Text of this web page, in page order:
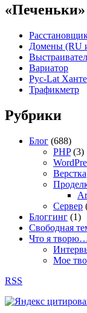
«Печеньки»
Домены (RU
Вариатор
Рус-Lat
Трафикметр
Рубрики
Блог (688)
PHP(3)
Верстка
Сервер
Блоггинг (1)
Свободная
Что я
Мое
RSS